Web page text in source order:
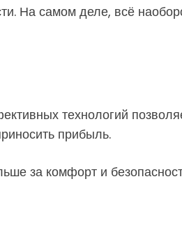
На самом деле, всё
технологий
прибыль.
за комфорт и